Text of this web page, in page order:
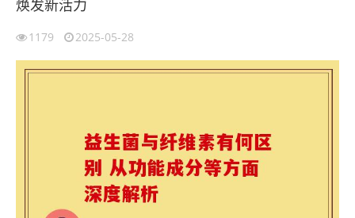
焕发新活力
1179 2025-05-28